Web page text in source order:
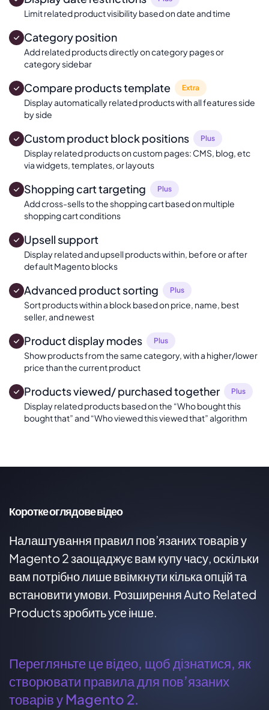
Limit related product visibility based on date and time
Category position
Add related products directly on category pages or
category sidebar
Compare products template Extra
Display automatically related products with all features side
by side
Custom product block positions Plus
Display related products on custom pages: CMS, blog, etc
via widgets, templates, or layouts
Shopping cart targeting Plus
Add cross-sells to the shopping cart based on multiple
shopping cart conditions
Upsell support
Display related and upsell products within, before or after
default Magento blocks
Advanced product sorting Plus
Sort products within a block based on price, name, best
seller, and newest
Product display modes Plus
Show products from the same category, with a higher/lower
price than the current product
Products viewed/ purchased together Plus
Display related products based on the “Who bought this
bought that” and “Who viewed this viewed that” algorithm
Коротке оглядове відео
Налаштування правил пов’язаних товарів у
Magento 2 заощаджує вам купу часу, оскільки
вам потрібно лише ввімкнути кілька опцій та
встановити умови. Розширення Auto Related
Products зробить усе інше.
Перегляньте це відео, щоб дізнатися, як
створювати правила для пов’язаних
товарів у Magento 2.